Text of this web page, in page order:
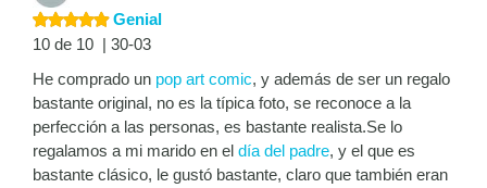
Genial
10 de 10 | 30-03
He comprado un pop art comic, y además de ser un regalo
bastante original, no es la típica foto, se reconoce a la
perfección a las personas, es bastante realista.Se lo
regalamos a mi marido en el día del padre, y el que es
bastante clásico, le gustó bastante, claro que también eran